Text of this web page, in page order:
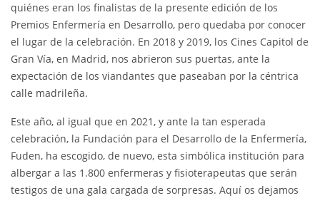
quiénes eran los finalistas de la presente edición de los
Premios Enfermería en Desarrollo, pero quedaba por conocer
el lugar de la celebración. En 2018 y 2019, los Cines Capitol de
Gran Vía, en Madrid, nos abrieron sus puertas, ante la
expectación de los viandantes que paseaban por la céntrica
calle madrileña.
Este año, al igual que en 2021, y ante la tan esperada
celebración, la Fundación para el Desarrollo de la Enfermería,
Fuden, ha escogido, de nuevo, esta simbólica institución para
albergar a las 1.800 enfermeras y fisioterapeutas que serán
testigos de una gala cargada de sorpresas. Aquí os dejamos